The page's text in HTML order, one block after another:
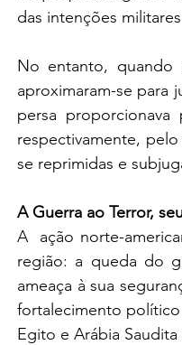
das intenções
No entanto, quando
aproximaram-se para
persa
respectivamente,
se reprimidas e
A Guerra ao Terror,
A  ação norte-
região: a queda do
ameaça à sua
fortalecimento político
Egito e Arábia